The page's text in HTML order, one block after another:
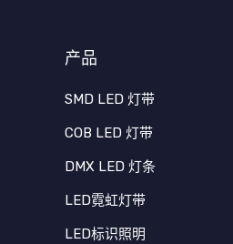
产品
SMD LED 灯带
COB LED 灯带
DMX LED 灯条
LED霓虹灯带
LED标识照明